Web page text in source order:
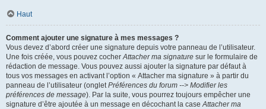
Haut
Comment ajouter une signature à mes messages ?
Vous devez d’abord créer une signature depuis votre panneau de l’utilisateur.
Une fois créée, vous pouvez cocherAttacher ma signature sur le formulaire de
rédaction de message. Vous pouvez aussi ajouter la signature par défaut à
tous vos messages en activant l’option « Attacher ma signature » à partir du
panneau de l’utilisateur (ongletPréférences du forum --> Modifier les
préférences de message). Par la suite, vous pourrez toujours empêcher une
signature d’être ajoutée à un message en décochant la caseAttacher ma